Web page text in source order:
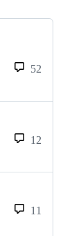
52
12
11